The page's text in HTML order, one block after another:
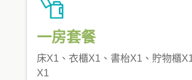
一房套餐
床X1、衣櫃X1、書枱X1、貯物櫃
X1